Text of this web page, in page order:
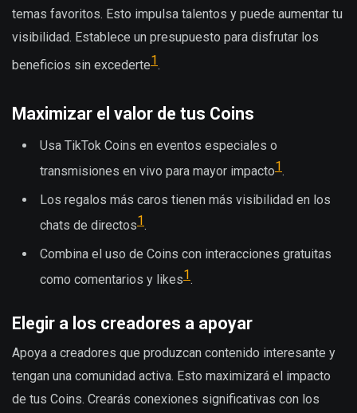
temas favoritos. Esto impulsa talentos y puede aumentar tu
visibilidad. Establece un presupuesto para disfrutar los
beneficios sin excederte1.
Maximizar el valor de tus Coins
Usa TikTok Coins en eventos especiales o
transmisiones en vivo para mayor impacto1.
Los regalos más caros tienen más visibilidad en los
chats de directos1.
Combina el uso de Coins con interacciones gratuitas
como comentarios y likes1.
Elegir a los creadores a apoyar
Apoya a creadores que produzcan contenido interesante y
tengan una comunidad activa. Esto maximizará el impacto
de tus Coins. Crearás conexiones significativas con los